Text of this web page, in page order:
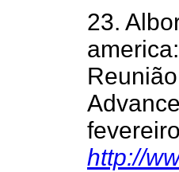
23.
http://